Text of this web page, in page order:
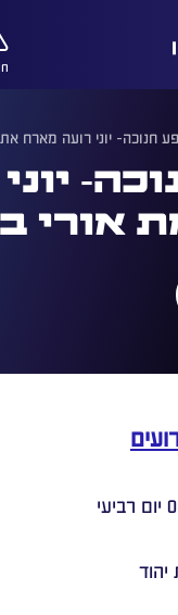
חנוכה- יוני רועה מארח את
אורי